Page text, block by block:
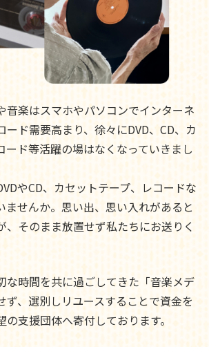
音楽はスマホやパソコンでインターネ
ード需要高まり、徐々にDVD、CD、カ
ード等活躍の場はなくなっていきまし
やCD、カセットテープ、レコードな
ませんか。思い出、思い入れがあると
、そのまま放置せず私たちにお送りく
な時間を共に過ごしてきた「音楽メデ
ず、選別しリユースすることで資金を
支援団体へ寄付しております。